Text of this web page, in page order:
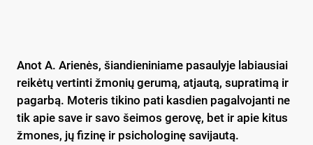
Anot A. Arienės, šiandieniniame pasaulyje labiausiai
reikėtų vertinti žmonių gerumą, atjautą, supratimą ir
pagarbą. Moteris tikino pati kasdien pagalvojanti ne
tik apie save ir savo šeimos gerovę, bet ir apie kitus
žmones, jų fizinę ir psichologinę savijautą.